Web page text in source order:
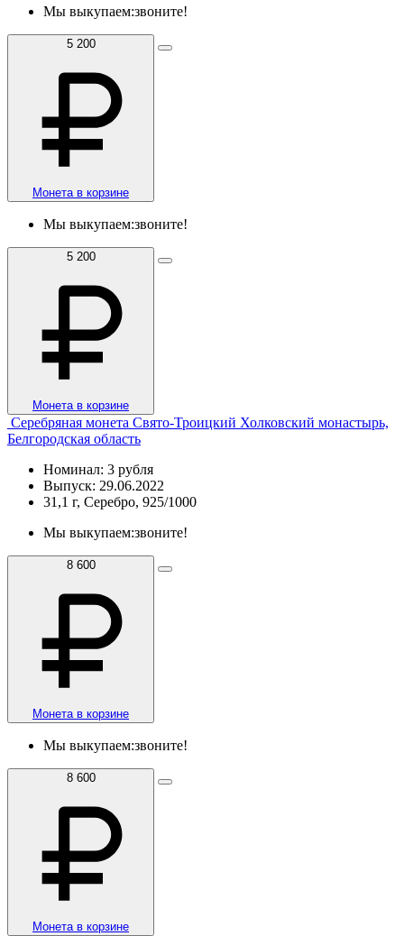
Мы выкупаем:звоните!
5 200
Монета в корзине
Мы выкупаем:звоните!
5 200
Монета в корзине
Серебряная монета Свято-Троицкий Холковский монастырь,
Белгородская область
Номинал: 3 рубля
Выпуск: 29.06.2022
31,1 г, Серебро, 925/1000
Мы выкупаем:звоните!
8 600
Монета в корзине
Мы выкупаем:звоните!
8 600
Монета в корзине